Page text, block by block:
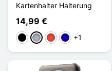
Kartenhalter Halterung
14,99 €
Schwarz
GrauRot Dunkelblau
+1